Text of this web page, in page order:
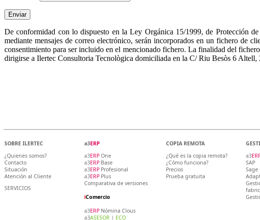
De conformidad con lo dispuesto en la Ley Orgánica 15/1999, de Protección
mediante mensajes de correo electrónico, serán incorporados en un fichero de
consentimiento para ser incluido en el mencionado fichero. La finalidad del
dirigirse a Ilertec Consultoria Tecnològica domiciliada en la C/ Riu Besòs 6
SOBRE ILERTEC
¿Quienes somos?
Contacto
Situación
Atención al Cliente
SERVICIOS
a3ERP
a3ERP One
a3ERP Base
a3ERP Profesional
a3ERP Plus
Comparativa de versiones
iComercio
a3ERP Nómina Clous
a3ASESOR | ECO
COPIA REMOTA
¿Qué es la copia remota?
¿Cómo funciona?
Precios
Prueba gratuita
a3
SAP
Sage